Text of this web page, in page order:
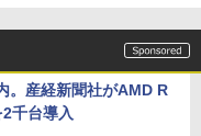
。産経新聞社がAMD R
千台導入